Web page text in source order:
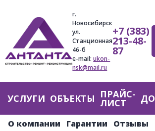
navigation
г.
Новосибирск
ул.
Станционная
46-б
e-mail:ukon-
nsk@mail.ru
+7 (383)
213-48-
87
Главное
меню
УСЛУГИ ОБЪЕКТЫ ПРАЙС-
ЛИСТ
О компании Гарантии Отзывы